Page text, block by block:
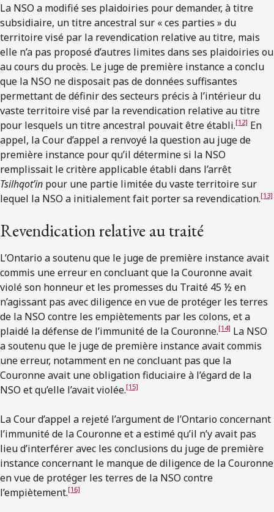
La NSO a modifié ses plaidoiries pour demander, à titre
subsidiaire, un titre ancestral sur « ces parties » du
territoire visé par la revendication relative au titre, mais
elle n’a pas proposé d’autres limites dans ses plaidoiries ou
au cours du procès. Le juge de première instance a conclu
que la NSO ne disposait pas de données suffisantes
permettant de définir des secteurs précis à l’intérieur du
vaste territoire visé par la revendication relative au titre
pour lesquels un titre ancestral pouvait être établi.[12] En
appel, la Cour d’appel a renvoyé la question au juge de
première instance pour qu’il détermine si la NSO
remplissait le critère applicable établi dans l’arrêt
Tsilhqot’in pour une partie limitée du vaste territoire sur
lequel la NSO a initialement fait porter sa revendication.[13]
Revendication relative au traité
L’Ontario a soutenu que le juge de première instance avait
commis une erreur en concluant que la Couronne avait
violé son honneur et les promesses du Traité 45 ½ en
n’agissant pas avec diligence en vue de protéger les terres
de la NSO contre les empiètements par les colons, et a
plaidé la défense de l’immunité de la Couronne.[14] La NSO
a soutenu que le juge de première instance avait commis
une erreur, notamment en ne concluant pas que la
Couronne avait une obligation fiduciaire à l’égard de la
NSO et qu’elle l’avait violée.[15]
La Cour d’appel a rejeté l’argument de l’Ontario concernant
l’immunité de la Couronne et a estimé qu’il n’y avait pas
lieu d’interférer avec les conclusions du juge de première
instance concernant le manque de diligence de la Couronne
en vue de protéger les terres de la NSO contre
l’empiètement.[16]